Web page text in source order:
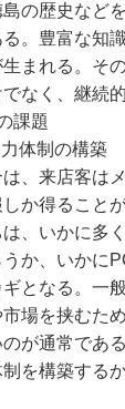
の歴史など
。豊富な知
まれる。そ
でなく、継続
課題
体制の構築
、来店客は
か得ること
、いかに多
か、いかに
となる。一
場を挟むた
が通常であ
を構築する